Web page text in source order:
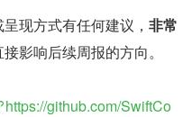
现方式有任何建议， 非常
影响后续周报的方向。
https://github.com/SwiftCo